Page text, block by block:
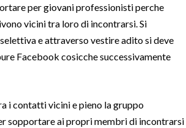
per giovani professionisti perche
vicini tra loro di incontrarsi. Si
e attraverso vestire adito si deve
Facebook cosicche successivamente
i contatti vicini e pieno la gruppo
sopportare ai propri membri di incontrarsi